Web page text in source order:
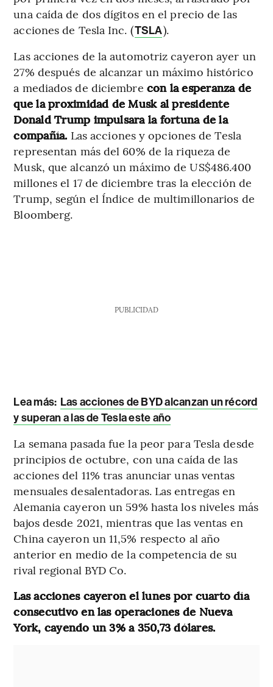
una caída de dos dígitos en el precio de las
acciones de Tesla Inc. (TSLA).
Las acciones de la automotriz cayeron ayer un
27% después de alcanzar un máximo histórico
a mediados de diciembre con la esperanza de
que la proximidad de Musk al presidente
Donald Trump impulsara la fortuna de la
compañía. Las acciones y opciones de Tesla
representan más del 60% de la riqueza de
Musk, que alcanzó un máximo de US$486.400
millones el 17 de diciembre tras la elección de
Trump, según el Índice de multimillonarios de
Bloomberg.
PUBLICIDAD
Lea más: Las acciones de BYD alcanzan un récord
y superan a las de Tesla este año
La semana pasada fue la peor para Tesla desde
principios de octubre, con una caída de las
acciones del 11% tras anunciar unas ventas
mensuales desalentadoras. Las entregas en
Alemania cayeron un 59% hasta los niveles más
bajos desde 2021, mientras que las ventas en
China cayeron un 11,5% respecto al año
anterior en medio de la competencia de su
rival regional BYD Co.
Las acciones cayeron el lunes por cuarto día
consecutivo en las operaciones de Nueva
York, cayendo un 3% a 350,73 dólares.